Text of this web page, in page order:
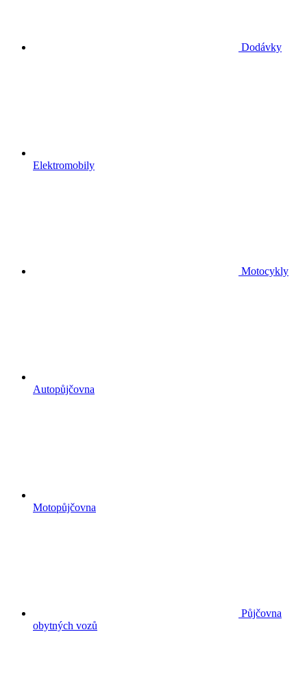
Dodávky
Elektromobily
Motocykly
Autopůjčovna
Motopůjčovna
Půjčovna
obytných vozů